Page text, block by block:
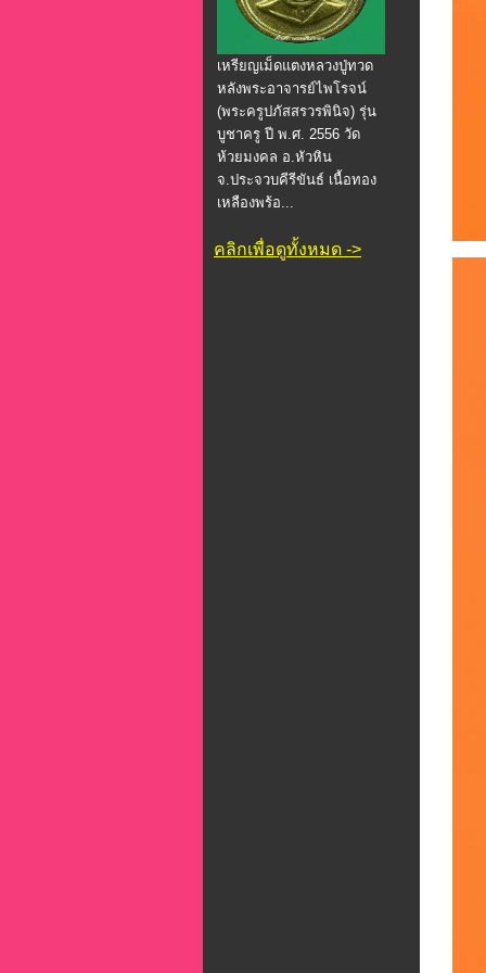
เหรียญเม็ดแตงหลวงปู่ทวด
หลังพระอาจารย์ไพโรจน์
(พระครูปภัสสรวรพินิจ) รุ่น
บูชาครู ปี พ.ศ. 2556 วัด
ห้วยมงคล อ.หัวหิน
จ.ประจวบคีรีขันธ์ เนื้อทอง
เหลืองพร้อ...
คลิกเพื่อดูทั้งหมด ->